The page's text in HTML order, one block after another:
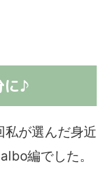
に♪
私が選んだ身近
編でした。